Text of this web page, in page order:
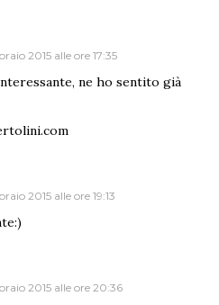
2015 alle ore 17:35
ne ho sentito già
2015 alle ore 19:13
2015 alle ore 20:36